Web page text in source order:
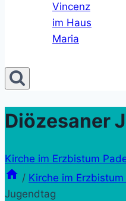
Vincenz
im Haus
Maria
Diözesaner
Kirche im Erzbistum
/ Kirche im
Jugendtag